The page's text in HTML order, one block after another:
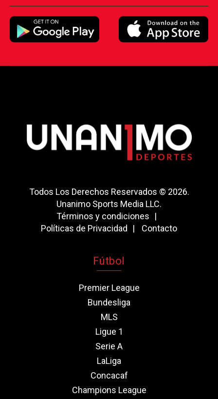
Todos Los Derechos Reservados © 2026.
Unanimo Sports Media LLC.
Términos y condiciones
Políticas de Privacidad
Contacto
Fútbol
Premier League
Bundesliga
MLS
Ligue 1
Serie A
LaLiga
Concacaf
Champions League